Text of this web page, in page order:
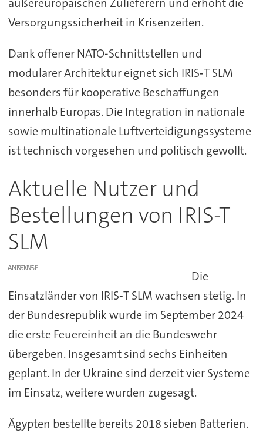
Versorgungssicherheit in Krisenzeiten.
Dank offener NATO-Schnittstellen und
modularer Architektur eignet sich IRIS‑T SLM
besonders für kooperative Beschaffungen
innerhalb Europas. Die Integration in nationale
sowie multinationale Luftverteidigungssysteme
ist technisch vorgesehen und politisch gewollt.
Aktuelle Nutzer und
Bestellungen von IRIS-T
SLM
ANZEIGE
Die
Einsatzländer von IRIS‑T SLM wachsen stetig. In
der Bundesrepublik wurde im September 2024
die erste Feuereinheit an die Bundeswehr
übergeben. Insgesamt sind sechs Einheiten
geplant. In der Ukraine sind derzeit vier Systeme
im Einsatz, weitere wurden zugesagt.
Ägypten bestellte bereits 2018 sieben Batterien.